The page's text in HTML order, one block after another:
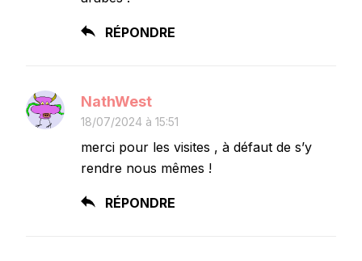
RÉPONDRE
NathWest
18/07/2024 à 15:51
merci pour les visites , à défaut de s’y
rendre nous mêmes !
RÉPONDRE